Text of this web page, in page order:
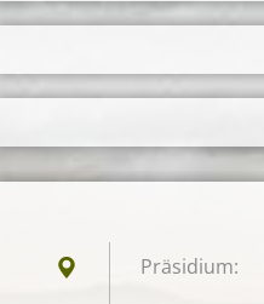
Präsidium: